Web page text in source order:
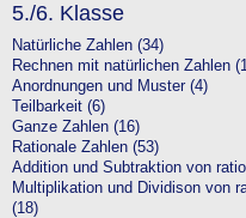
5./6. Klasse
Natürliche Zahlen (34)
Rechnen mit natürlichen Zahlen
Anordnungen und Muster (4)
Teilbarkeit (6)
Ganze Zahlen (16)
Rationale Zahlen (53)
Addition und Subtraktion von
Multiplikation und Dividison von
(18)